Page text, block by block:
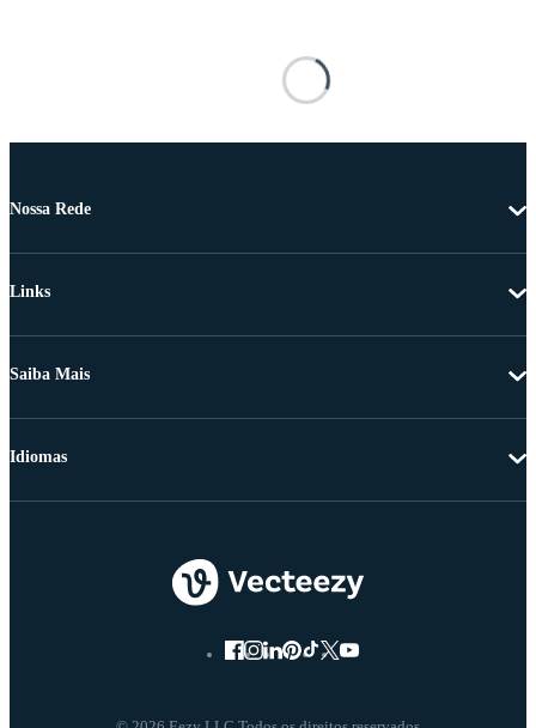
Nossa Rede
Links
Saiba Mais
Idiomas